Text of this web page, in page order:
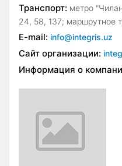
Транспорт: метро
24, 58, 137; маршрутное
E-mail: info@integris.uz
Сайт организации:
Информация о